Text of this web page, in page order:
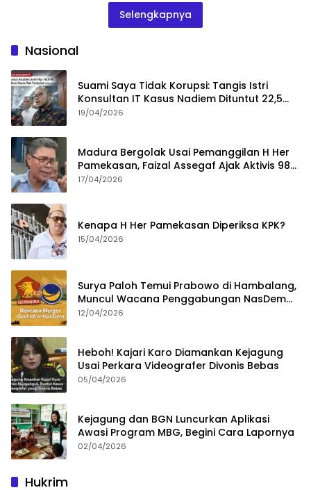
Selengkapnya
Nasional
Suami Saya Tidak Korupsi: Tangis Istri
Konsultan IT Kasus Nadiem Dituntut 22,5
Tahun
19/04/2026
Madura Bergolak Usai Pemanggilan H Her
Pamekasan, Faizal Assegaf Ajak Aktivis 98
Bongkar Permainan KPK
17/04/2026
Kenapa H Her Pamekasan Diperiksa KPK?
15/04/2026
Surya Paloh Temui Prabowo di Hambalang,
Muncul Wacana Penggabungan NasDem
dan Gerindra
12/04/2026
Heboh! Kajari Karo Diamankan Kejagung
Usai Perkara Videografer Divonis Bebas
05/04/2026
Kejagung dan BGN Luncurkan Aplikasi
Awasi Program MBG, Begini Cara Lapornya
02/04/2026
Hukrim